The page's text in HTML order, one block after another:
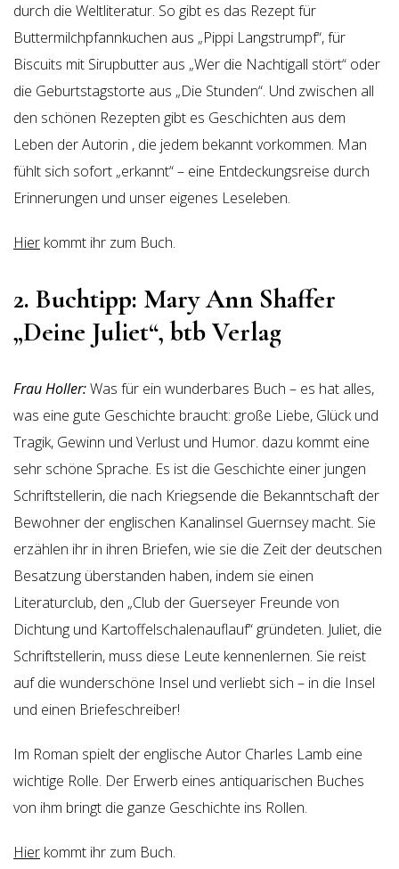
durch die Weltliteratur. So gibt es das Rezept für
Buttermilchpfannkuchen aus „Pippi Langstrumpf“, für
Biscuits mit Sirupbutter aus „Wer die Nachtigall stört“ oder
die Geburtstagstorte aus „Die Stunden“. Und zwischen all
den schönen Rezepten gibt es Geschichten aus dem
Leben der Autorin , die jedem bekannt vorkommen. Man
fühlt sich sofort „erkannt“ – eine Entdeckungsreise durch
Erinnerungen und unser eigenes Leseleben.
Hier kommt ihr zum Buch.
2. Buchtipp: Mary Ann Shaffer
„Deine Juliet“, btb Verlag
Frau Holler:Was für ein wunderbares Buch – es hat alles,
was eine gute Geschichte braucht: große Liebe, Glück und
Tragik, Gewinn und Verlust und Humor. dazu kommt eine
sehr schöne Sprache. Es ist die Geschichte einer jungen
Schriftstellerin, die nach Kriegsende die Bekanntschaft der
Bewohner der englischen Kanalinsel Guernsey macht. Sie
erzählen ihr in ihren Briefen, wie sie die Zeit der deutschen
Besatzung überstanden haben, indem sie einen
Literaturclub, den „Club der Guerseyer Freunde von
Dichtung und Kartoffelschalenauflauf“ gründeten. Juliet, die
Schriftstellerin, muss diese Leute kennenlernen. Sie reist
auf die wunderschöne Insel und verliebt sich – in die Insel
und einen Briefeschreiber!
Im Roman spielt der englische Autor Charles Lamb eine
wichtige Rolle. Der Erwerb eines antiquarischen Buches
von ihm bringt die ganze Geschichte ins Rollen.
Hier kommt ihr zum Buch.